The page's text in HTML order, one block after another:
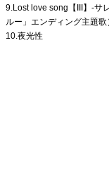
9.Lost love song【III】-サ
ルー」エンディング主題歌
10.夜光性